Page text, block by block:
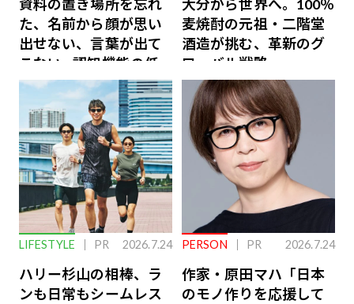
資料の置き場所を忘れ
た、名前から顔が思い
出せない、言葉が出て
こない…認知機能の低
下を救う、脳のインナ
ーケアとは
大分から世界へ。100％
麦焼酎の元祖・二階堂
酒造が挑む、革新のグ
ローバル戦略
LIFESTYLE PR 2026.7.24
ハリー杉山の相棒、ラ
ンも日常もシームレス
PERSON PR 2026.7.24
作家・原田マハ「日本
のモノ作りを応援して